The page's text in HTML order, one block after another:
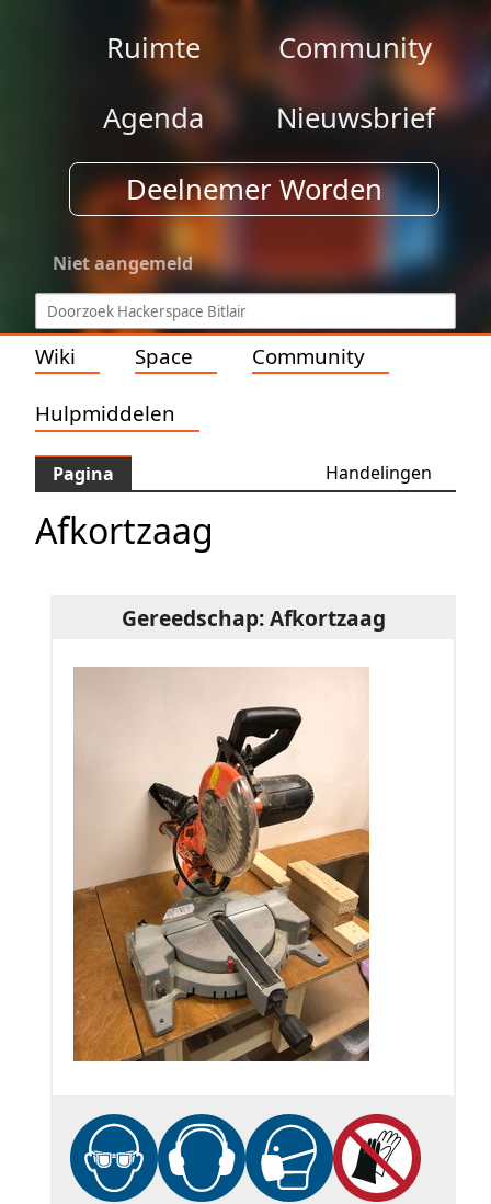
Ruimte
Community
Agenda
Nieuwsbrief
Deelnemer Worden
Niet aangemeld
Wiki Space Community
Hulpmiddelen
Pagina Handelingen
Afkortzaag
Gereedschap: Afkortzaag